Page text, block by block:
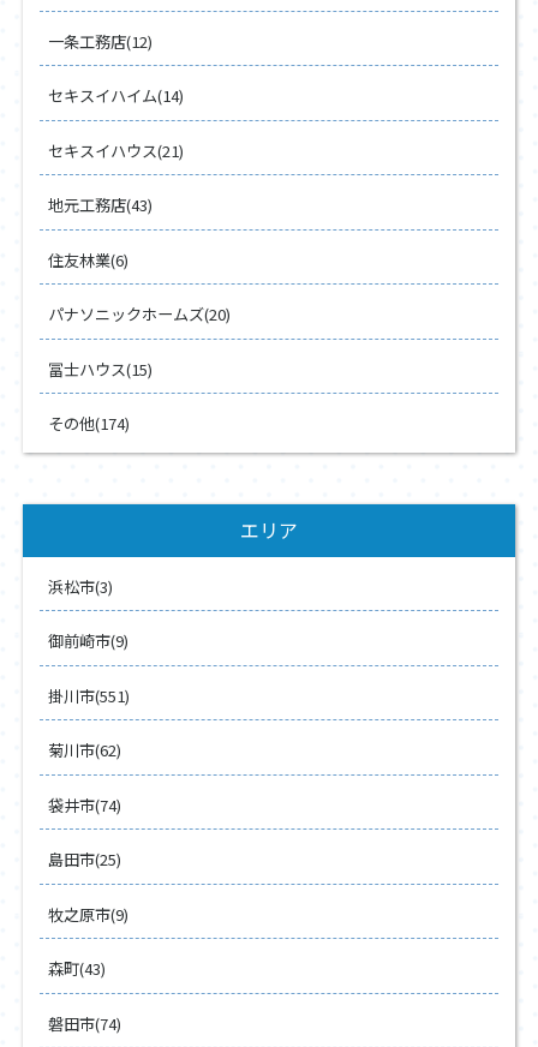
一条工務店(12)
セキスイハイム(14)
セキスイハウス(21)
地元工務店(43)
住友林業(6)
パナソニックホームズ(20)
冨士ハウス(15)
その他(174)
エリア
浜松市(3)
御前崎市(9)
掛川市(551)
菊川市(62)
袋井市(74)
島田市(25)
牧之原市(9)
森町(43)
磐田市(74)